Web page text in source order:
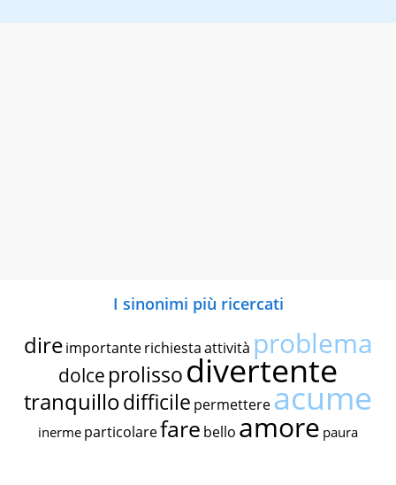
I sinonimi più ricercati
dire importante richiestaattività problema
dolce prolissodivertente
tranquillodifficile permettereacume
inerme particolarefare bello amore paura